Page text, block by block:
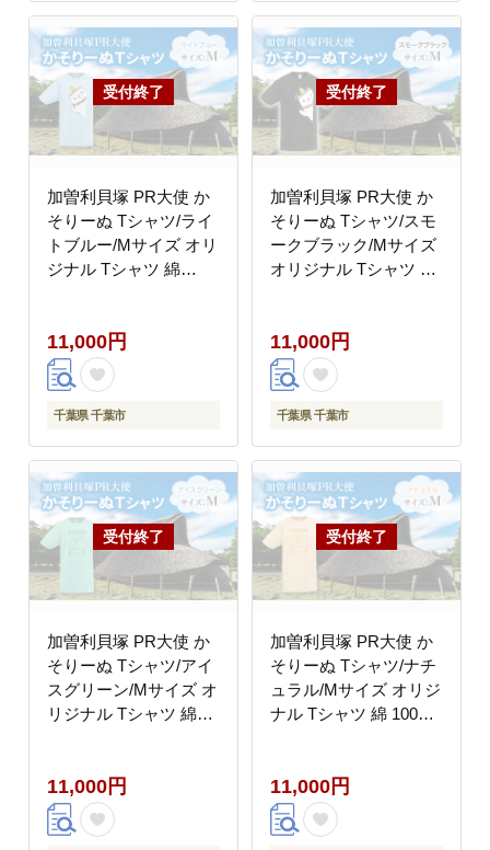
加曽利貝塚 PR大使 か
そりーぬ Tシャツ/ライ
トブルー/Mサイズ オリ
ジナル Tシャツ 綿
11,000円
千葉県 千葉市
加曽利貝塚 PR大使 か
そりーぬ Tシャツ/スモ
ークブラック/Mサイズ
オリジナル Tシャツ 綿
11,000円
千葉県 千葉市
加曽利貝塚 PR大使 か
そりーぬ Tシャツ/アイ
スグリーン/Mサイズ オ
リジナル Tシャツ 綿
11,000円
加曽利貝塚 PR大使 か
そりーぬ Tシャツ/ナチ
ュラル/Mサイズ オリジ
ナル Tシャツ 綿 100％
11,000円